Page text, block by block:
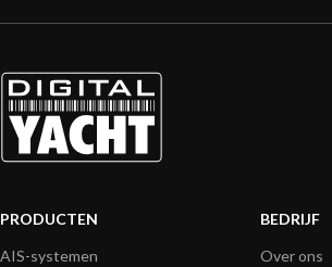
PRODUCTEN
AIS-systemen
BEDRIJF
Over ons